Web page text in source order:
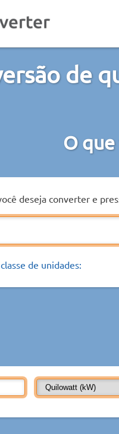
de
O
deseja converter e
de unidades: